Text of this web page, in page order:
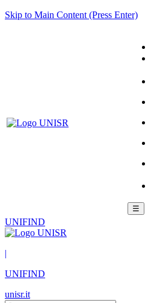
Skip to Main Content (Press Enter)
☰
UNIFIND
|
UNIFIND
unisr.it